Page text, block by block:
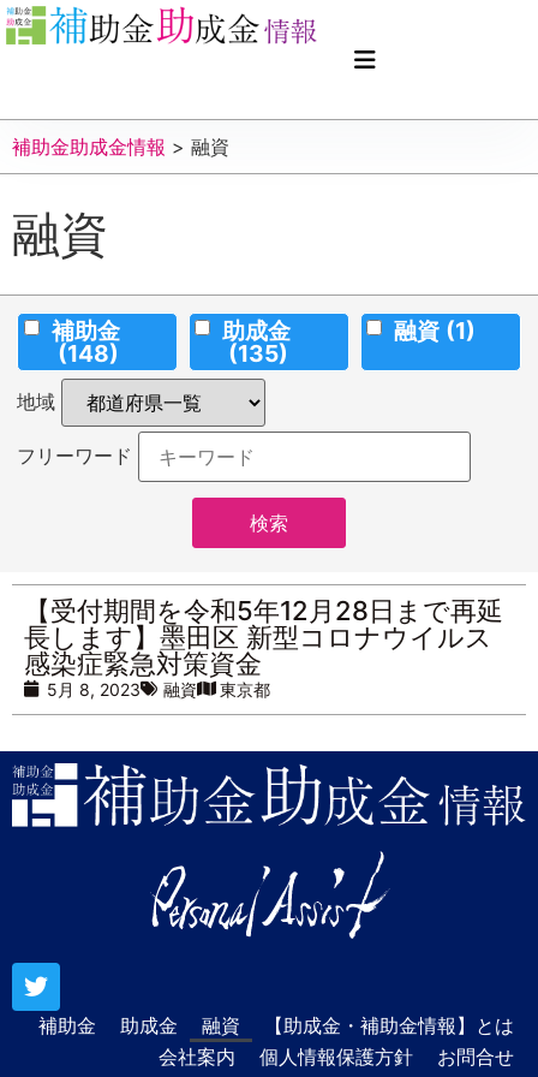
補助金助成金情報 > 融資
融資
補助金
(148)
助成金
(135)
融資 (1)
地域
フリーワード
【受付期間を令和5年12月28日まで再延
長します】墨田区 新型コロナウイルス
感染症緊急対策資金
5月 8, 2023 融資 東京都
補助金 助成金 融資
【助成金・補助金情報】とは
会社案内
個人情報保護方針 お問合せ